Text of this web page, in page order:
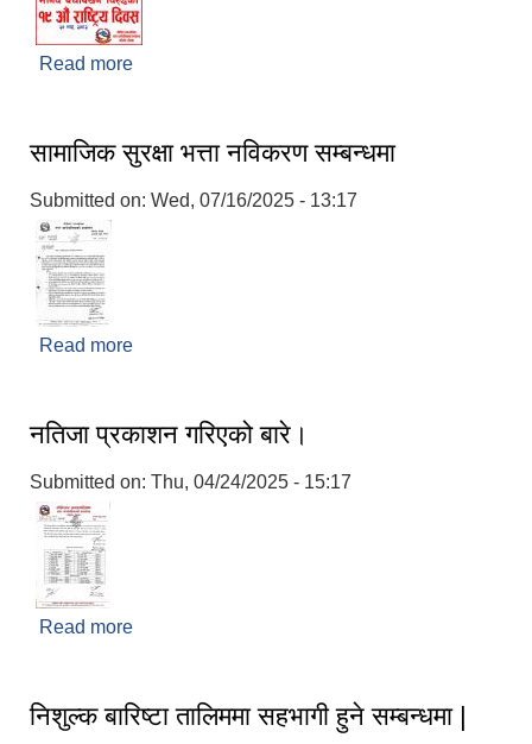
Read more
सामाजिक सुरक्षा भत्ता नविकरण सम्बन्धमा
Submitted on: Wed, 07/16/2025 - 13:17
Read more
नतिजा प्रकाशन गरिएको बारे।
Submitted on: Thu, 04/24/2025 - 15:17
Read more
निशुल्क बारिष्टा तालिममा सहभागी हुने सम्बन्धमा |